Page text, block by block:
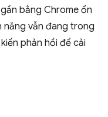
bằng Chrome ổn
năng vẫn đang trong
phản hồi để cải